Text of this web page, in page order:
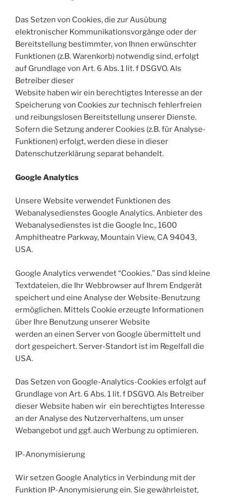
Das Setzen von Cookies, die zur Ausübung
elektronischer Kommunikationsvorgänge oder der
Bereitstellung bestimmter, von Ihnen erwünschter
Funktionen (z.B. Warenkorb) notwendig sind, erfolgt
auf Grundlage von Art. 6 Abs. 1 lit. f DSGVO. Als
Betreiber dieser
Website haben wir ein berechtigtes Interesse an der
Speicherung von Cookies zur technisch fehlerfreien
und reibungslosen Bereitstellung unserer Dienste.
Sofern die Setzung anderer Cookies (z.B. für Analyse-
Funktionen) erfolgt, werden diese in dieser
Datenschutzerklärung separat behandelt.
Google Analytics
Unsere Website verwendet Funktionen des
Webanalysedienstes Google Analytics. Anbieter des
Webanalysedienstes ist die Google Inc., 1600
Amphitheatre Parkway, Mountain View, CA 94043,
USA.
Google Analytics verwendet “Cookies.” Das sind kleine
Textdateien, die Ihr Webbrowser auf Ihrem Endgerät
speichert und eine Analyse der Website-Benutzung
ermöglichen. Mittels Cookie erzeugte Informationen
über Ihre Benutzung unserer Website
werden an einen Server von Google übermittelt und
dort gespeichert. Server-Standort ist im Regelfall die
USA.
Das Setzen von Google-Analytics-Cookies erfolgt auf
Grundlage von Art. 6 Abs. 1 lit. f DSGVO. Als Betreiber
dieser Website haben wir ein berechtigtes Interesse
an der Analyse des Nutzerverhaltens, um unser
Webangebot und ggf. auch Werbung zu optimieren.
IP-Anonymisierung
Wir setzen Google Analytics in Verbindung mit der
Funktion IP-Anonymisierung ein. Sie gewährleistet,